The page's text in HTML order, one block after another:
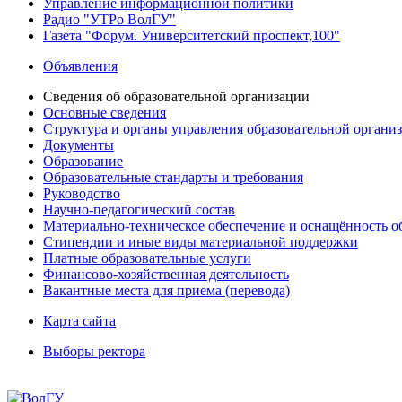
Управление информационной политики
Радио "УТРо ВолГУ"
Газета "Форум. Университетский проспект,100"
Объявления
Сведения об образовательной организации
Основные сведения
Структура и органы управления образовательной
Документы
Образование
Образовательные стандарты и требования
Руководство
Научно-педагогический состав
Материально-техническое обеспечение и оснащённость
Стипендии и иные виды материальной поддержки
Платные образовательные услуги
Финансово-хозяйственная деятельность
Вакантные места для приема (перевода)
Карта сайта
Выборы ректора